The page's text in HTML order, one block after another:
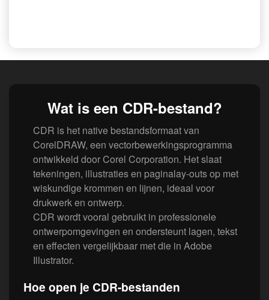
Wat is een CDR-bestand?
CDR is het native bestandsformaat van
CorelDRAW, een vectorbewerkingsprogramma
ontwikkeld door Corel Corporation. Het slaat
tekeningen, illustraties en paginalay-outs op met
wiskundige krommen en lijnen, ideaal voor
drukwerk en ontwerp.
CDR wordt vooral gebruikt in professionele
ontwerpomgevingen en ondersteunt lagen, tekst
en effecten vergelijkbaar met die in Adobe
Illustrator.
Hoe open je CDR-bestanden